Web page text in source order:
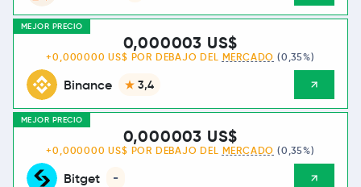
MEJOR PRECIO
Binance 3,4
0,000003 US$
+0,000000 US$ POR DEBAJO DEL MERCADO (0,35%)
MEJOR PRECIO
Bitget -
0,000003 US$
+0,000000 US$ POR DEBAJO DEL MERCADO (0,35%)